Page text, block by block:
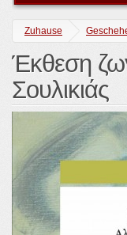
Zuhause
Έκθεση
Σουλικιάς